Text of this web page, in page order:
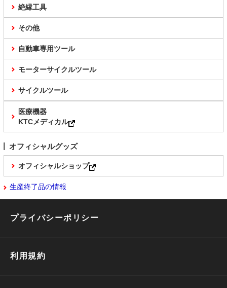
絶縁工具
その他
自動車専用ツール
モーターサイクルツール
サイクルツール
医療機器
KTCメディカル
オフィシャルグッズ
オフィシャルショップ
生産終了品の情報
プライバシーポリシー
利用規約